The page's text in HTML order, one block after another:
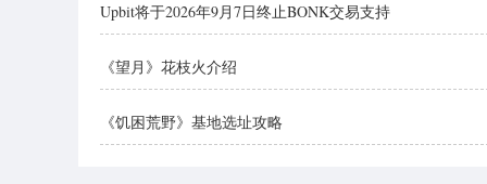
Upbit将于2026年9月7日终止BONK交易支持
《望月》花枝火介绍
《饥困荒野》基地选址攻略